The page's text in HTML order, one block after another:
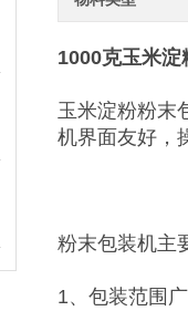
1000克玉米
玉米淀粉粉末
机界面友好，
粉末包装机主
1、包装范围